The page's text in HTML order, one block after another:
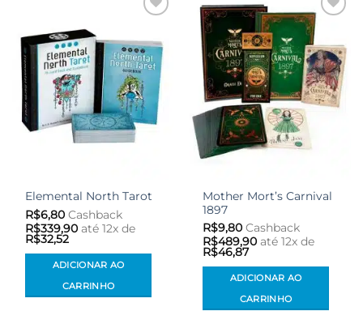
aos meus
desejos
Elemental North Tarot
R$6,80 Cashback
R$339,90 até 12x de
R$32,52
ADICIONAR AO
CARRINHO
Adicionar
aos meus
desejos
Mother Mort’s Carnival
1897
R$9,80 Cashback
R$489,90 até 12x de
R$46,87
ADICIONAR AO
CARRINHO